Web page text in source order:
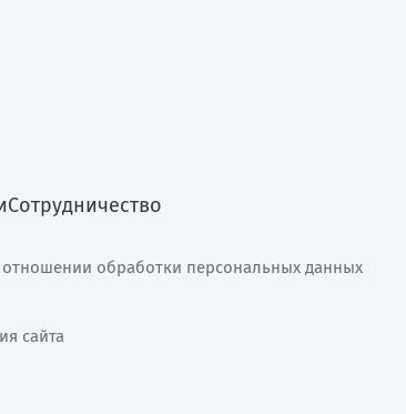
Сотрудничество
обработки персональных данных
сайта